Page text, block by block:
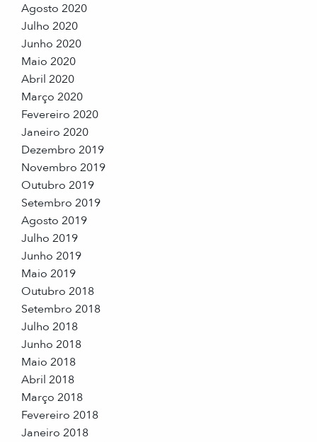
Agosto 2020
Julho 2020
Junho 2020
Maio 2020
Abril 2020
Março 2020
Fevereiro 2020
Janeiro 2020
Dezembro 2019
Novembro 2019
Outubro 2019
Setembro 2019
Agosto 2019
Julho 2019
Junho 2019
Maio 2019
Outubro 2018
Setembro 2018
Julho 2018
Junho 2018
Maio 2018
Abril 2018
Março 2018
Fevereiro 2018
Janeiro 2018